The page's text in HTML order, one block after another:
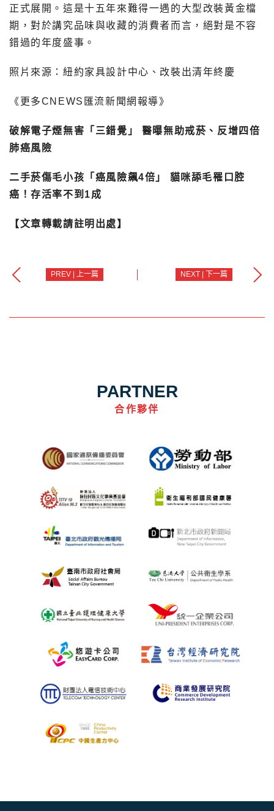
正式展開。這是十五年來難得一遇的大型改裝黃金檔
期，對於講究品味與收藏的消費者而言，絕對是不容
錯過的年度盛事。
照片來源： 紐約家具設計中心 、 改裝出清年終慶
《更多CNEWS匯流新聞網報導》
破解電子煙無害「三錯覺」 醫曝無助戒菸、反增四倍
肺癌風險
二手菸傷毛小孩「癌風險飆4倍」 貓咪舔毛罹口腔
癌！存活率不到1成
【文章轉載請註明出處】
PREV | 上一篇 NEXT | 下一篇
PARTNER
合作夥伴